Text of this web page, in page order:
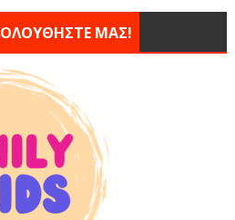
ΜΑΣ!